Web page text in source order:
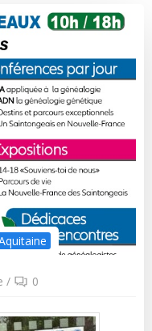
/ 0